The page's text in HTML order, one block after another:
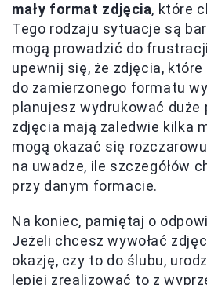
mały format zdjęcia, które
Tego rodzaju sytuacje są
mogą prowadzić do
upewnij się, że zdjęcia,
do zamierzonego formatu
planujesz wydrukować duże
zdjęcia mają zaledwie kilka
mogą okazać się
na uwadze, ile szczegółów
przy danym formacie.
Na koniec, pamiętaj o
Jeżeli chcesz wywołać
okazję, czy to do ślubu,
lepiej zrealizować to z